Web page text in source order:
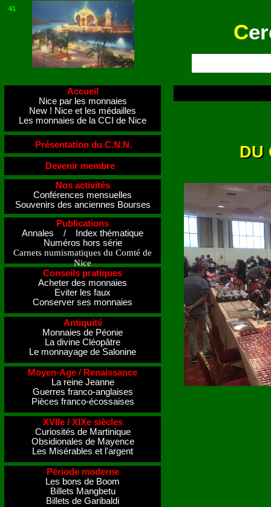
C
41
DU
DU
Nos activités
Conférences mensuelles
Souvenirs des anciennes Bourses
Présentation du C.N.N.
Conseils pratiques
Acheter des monnaies
Eviter les faux
Conserver ses monnaies
Accueil
Nice par les monnaies
New ! Nice et les médailles
Les monnaies de la CCI de Nice
Antiquité
Monnaies de Péonie
La divine Cléopâtre
Le monnayage de Salonine
Moyen-Age / Renaissance
La reine Jeanne
Guerres franco-anglaises
Pièces franco-écossaises
XVIIe / XIXe siècles
Curiosités de Martinique
Obsidionales de Mayence
Les Misérables et l'argent
Période moderne
Les bons de Boom
Billets Mangbetu
Billets de Garibaldi
Devenir membre
Publications
Annales / Index thématique
Numéros hors série
Carnets numismatiques du Comté de
Nice